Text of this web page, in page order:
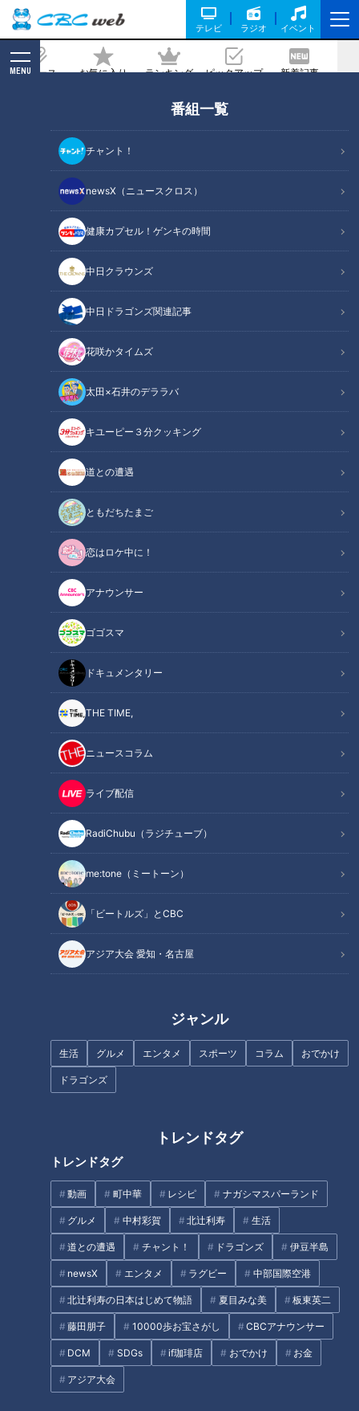
テレビ ラジオ イベント
ニュース お気に入り ランキング ピックアップ 新着記事
MENU
番組一覧
チャント！
newsX（ニュースクロス）
健康カプセル！ゲンキの時間
中日クラウンズ
中日ドラゴンズ関連記事
花咲かタイムズ
太田×石井のデララバ
キユーピー３分クッキング
道との遭遇
ともだちたまご
恋はロケ中に！
アナウンサー
ゴゴスマ
ドキュメンタリー
THE TIME,
ニュースコラム
ライブ配信
RadiChubu（ラジチューブ）
me:tone（ミートーン）
「ビートルズ」とCBC
アジア大会 愛知・名古屋
ジャンル
生活 グルメ エンタメ スポーツ コラム おでかけ
ドラゴンズ
トレンドタグ
トレンドタグ
動画 町中華 レシピ ナガシマスパーランド
グルメ 中村彩賀 北辻利寿 生活
道との遭遇 チャント！ ドラゴンズ 伊豆半島
newsX エンタメ ラグビー 中部国際空港
北辻利寿の日本はじめて物語 夏目みな美 板東英二
藤田朋子 10000歩お宝さがし CBCアナウンサー
DCM SDGs if珈琲店 おでかけ お金
アジア大会
えびせんべい [SDGs]未来にワクワク
2020/12/17 19:00
チャント！
「チャント！」特集
持続可能な開発目標SDGsの特集です。
今回は、食材を無駄なく使おうという取り組み。2つの名古屋
名物がコラボした新しい商品の誕生に密着しました。
もちもちの極太麺にルゥがよく絡んだ若鯱家の「カレーうど
新鮮な車エビや赤エビなどをつかった桂新堂の「えびせんべ
名古屋名物の２つの味が、新たな可能性を生み出そうとしてい
まず、訪れたのは名古屋市北区にある、若鯱家の製麺工場。
気温や湿度によって、小麦粉や塩・水の配合を微妙に調整しな
がら、年間およそ2万4000食を製造しています。
この工程で発生するのが…一定の長さに満たないものや形がい
びつなものなど、商品としては提供できない麺。年間およそ
480kg出ます。
フードロスを生まないために
フードロスから新たな商品を生み出す様々な取り組み
若者のアイデアを活かす
フードロスを生まないために
ロスを生まないようにするために考えていかないと」
そこでタッグを組んだのが名古屋に本店があるえびせんべいの
桂新堂です。実はここでも、エビの「ある部分」の活用法を探
っていました。
北海道産の甘エビ。エビを丸ごと使う「姿焼き」が一押しの商
品ですが、頭や殻を取り除いて作るせんべいも多く、その生産
工程で出る「頭」にはおいしいミソが詰まっているためもった
いないと考えていました。
桂新堂・光田侑司専務「1回（エビの頭で）お菓子を作って
みるかとなって」「通常のえびせんべいでは考えられないやり